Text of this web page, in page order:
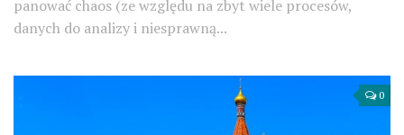
panować chaos (ze względu na zbyt wiele procesów,
danych do analizy i niesprawną...
0